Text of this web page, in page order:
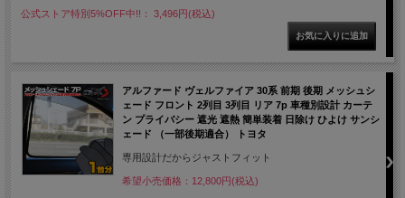
公式ストア特別5%OFF中!!： 3,496円(税込)
アルファード ヴェルファイア 30系 前期 後期 メッシュシ
ェード フロント 2列目 3列目 リア 7p 車種別設計 カーテ
ン プライバシー 遮光 遮熱 簡単装着 日除け ひよけ サンシ
ェード （一部後期適合） トヨタ
専用設計だからジャストフィット
希望小売価格：12,800円(税込)